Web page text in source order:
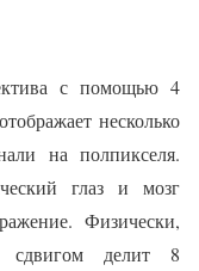
с помощью 4
несколько
на полпикселя.
глаз и мозг
Физически,
сдвигом делит 8